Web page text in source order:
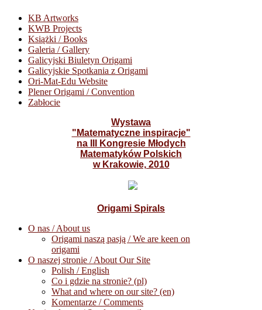
KB Artworks
KWB Projects
Książki / Books
Galeria / Gallery
Galicyjski Biuletyn Origami
Galicyjskie Spotkania z Origami
Ori-Mat-Edu Website
Plener Origami / Convention
Zabłocie
Wystawa
"Matematyczne inspiracje"
na III Kongresie Młodych
Matematyków Polskich
w Krakowie, 2010
Origami Spirals
O nas / About us
Origami naszą pasją / We are keen on
origami
O naszej stronie / About Our Site
Polish / English
Co i gdzie na stronie? (pl)
What and where on our site? (en)
Komentarze / Comments